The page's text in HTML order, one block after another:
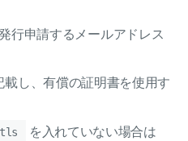
行申請するメールアドレス
載し、有償の証明書を使用す
tls
を入れていない場合は